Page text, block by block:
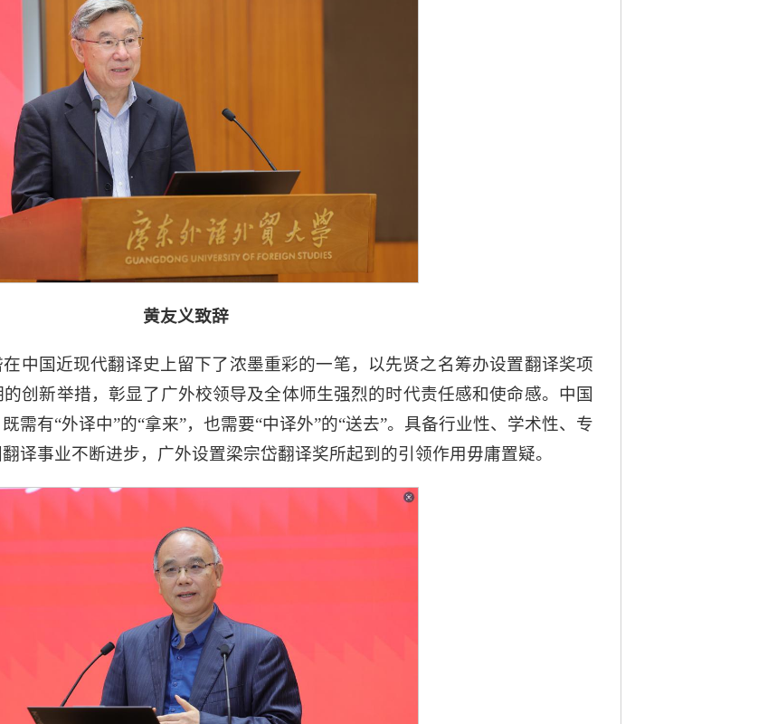
黄友义致辞
中国近现代翻译史上留下了浓墨重彩的一笔，以先贤之名筹办设置翻译奖项
创新举措，彰显了广外校领导及全体师生强烈的时代责任感和使命感。中国
需有“外译中”的“拿来”，也需要“中译外”的“送去”。具备行业性、学术性、专
译事业不断进步，广外设置梁宗岱翻译奖所起到的引领作用毋庸置疑。